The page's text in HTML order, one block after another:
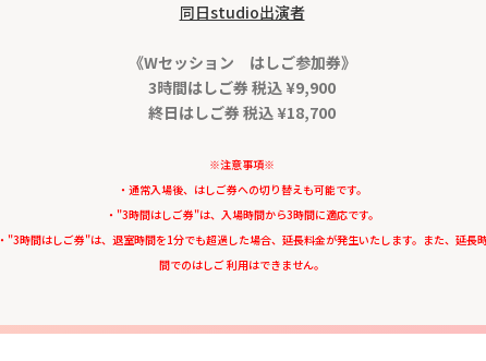
同日studio出演者
《Wセッション はしご参加券》
3時間はしご券 税込 ¥9,900
終日はしご券 税込 ¥18,700
※注意事項※
・通常入場後、はしご券への切り替えも可能です。
・"3時間はしご券"は、入場時間から3時間に適応です。
・"3時間はしご券"は、退室時間を1分でも超過した場合、延長料金が発生いたします。また、延長
間でのはしご 利用はできません。